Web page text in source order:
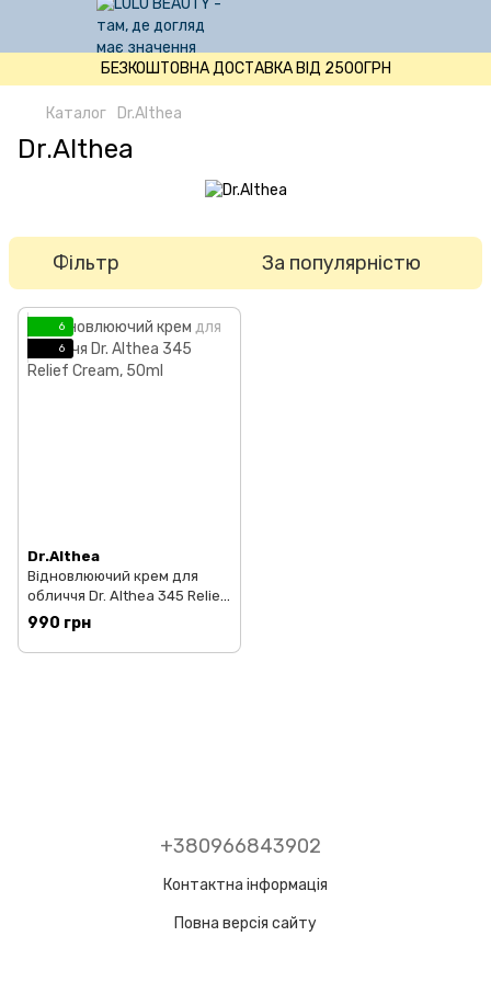
БЕЗКОШТОВНА ДОСТАВКА ВІД 2500ГРН
Каталог Dr.Althea
Dr.Althea
Фільтр За популярністю
6
6
Dr.Althea
Відновлюючий крем для
обличчя Dr. Althea 345 Relief
Cream, 50ml
990 грн
+380966843902
Контактна інформація
Повна версія сайту